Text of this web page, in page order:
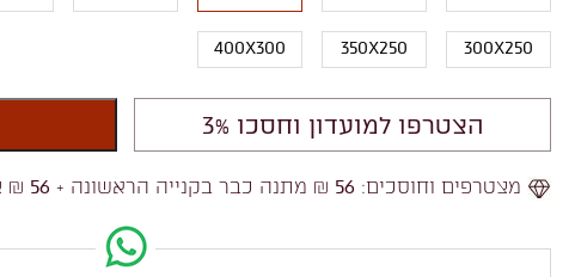
300X250
350X250
400X300
הצטרפו למועדון וחסכו 3%
מצטרפים וחוסכים: 56 ₪ מתנה כבר בקנייה הראשונה + 56
₪